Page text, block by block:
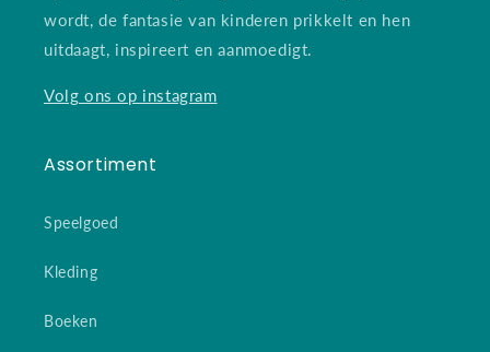
wordt, de fantasie van kinderen prikkelt en hen
uitdaagt, inspireert en aanmoedigt.
Volg ons op instagram
Assortiment
Speelgoed
Kleding
Boeken